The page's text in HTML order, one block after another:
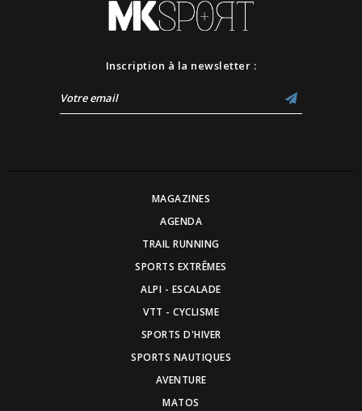
Inscription à la newsletter :
MAGAZINES
AGENDA
TRAIL RUNNING
SPORTS EXTRÊMES
ALPI - ESCALADE
VTT - CYCLISME
SPORTS D'HIVER
SPORTS NAUTIQUES
AVENTURE
MATOS